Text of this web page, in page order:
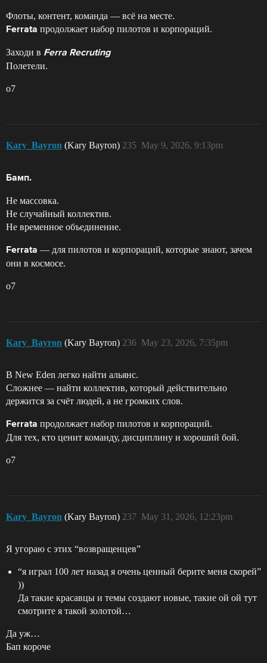
Флоты, контент, команда — всё на месте.
Ferrata продолжает набор пилотов и корпораций.
Заходи в Ferra Recruting
Полетели.
o7
Kary_Bayron (Kary Bayron) May 9, 2026, 9:13pm
235
Бамп.
Не массовка.
Не случайный коллектив.
Не временное объединение.
Ferrata — для пилотов и корпораций, которые знают, зачем
они в космосе.
o7
Kary_Bayron (Kary Bayron) May 23, 2026, 7:35pm
236
В New Eden легко найти альянс.
Сложнее — найти коллектив, который действительно
держится за счёт людей, а не громких слов.
Ferrata продолжает набор пилотов и корпораций.
Для тех, кто ценит команду, дисциплину и хороший бой.
o7
Kary_Bayron (Kary Bayron) May 31, 2026, 12:23pm
237
Я угораю с этих “возвращенцев”
“я играл 100 лет назад я очень ценный берите меня скорей”
))
Да такие красавцы и темы создают новые, такие ой ой тут
смотрите я такой золотой…
Да уж…
Бап короче